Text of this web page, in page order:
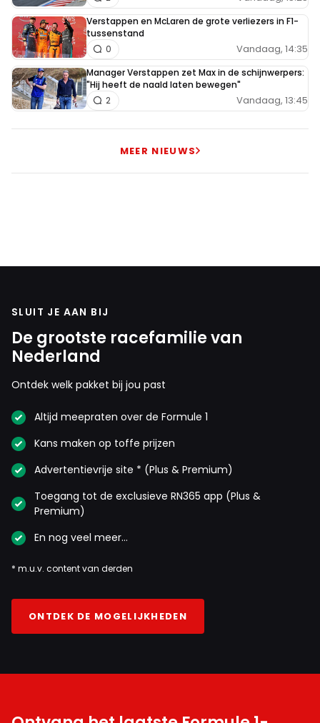
Verstappen en McLaren de grote verliezers in F1-
tussenstand
Vandaag, 14:35
0
Manager Verstappen zet Max in de schijnwerpers:
"Hij heeft de naald laten bewegen"
Vandaag, 13:45
2
MEER NIEUWS
SLUIT JE AAN BIJ
De grootste racefamilie van
Nederland
Ontdek welk pakket bij jou past
Altijd meepraten over de Formule 1
Kans maken op toffe prijzen
Advertentievrije site * (Plus & Premium)
Toegang tot de exclusieve RN365 app (Plus &
Premium)
En nog veel meer…
* m.u.v. content van derden
ONTDEK DE MOGELIJKHEDEN